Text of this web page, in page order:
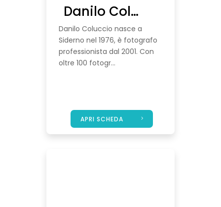
Danilo Coluccio
Danilo Coluccio nasce a
Siderno nel 1976, è fotografo
professionista dal 2001. Con
oltre 100 fotogr...
APRI SCHEDA